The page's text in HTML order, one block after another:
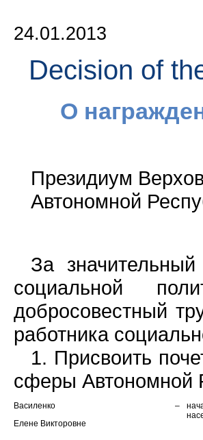
24.01.2013
Decision of
О
Президиум
Автономной
За
социальной
добросовестный
работника
1. Присвоить
сферы Автономной
Василенко
Елене Викторовне
–